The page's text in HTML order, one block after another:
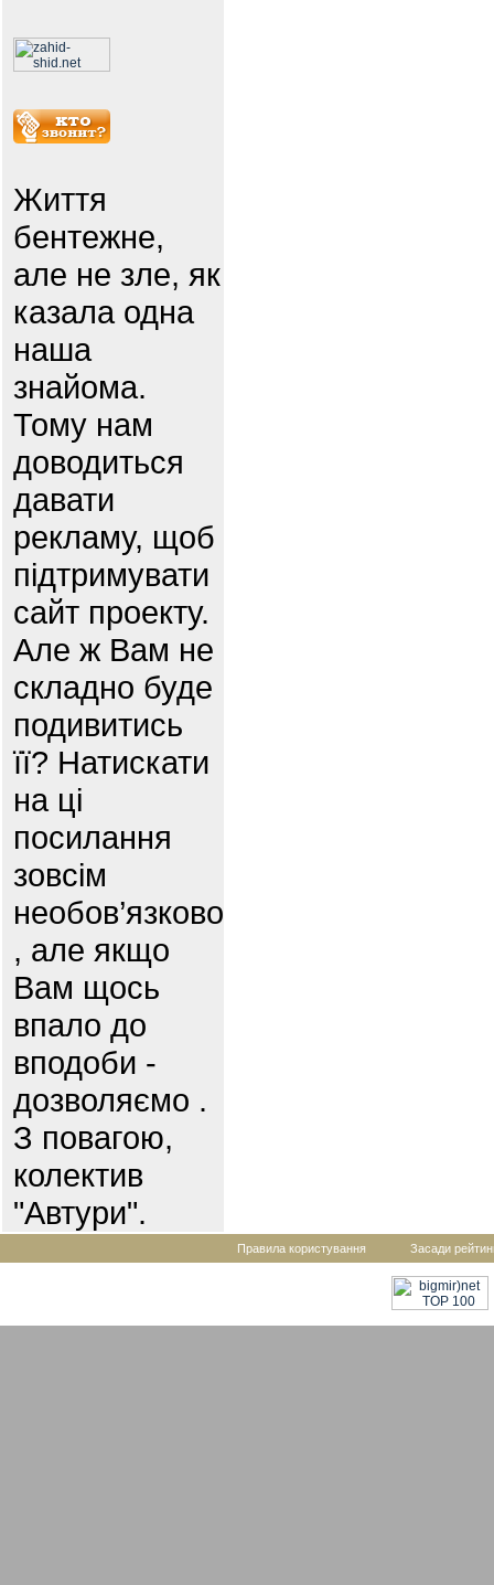
Життя
бентежне,
але не зле, як
казала одна
наша
знайома.
Тому нам
доводиться
давати
рекламу, щоб
підтримувати
сайт проекту.
Але ж Вам не
складно буде
подивитись
її? Натискати
на ці
посилання
зовсім
необов’язково
, але якщо
Вам щось
впало до
вподоби -
дозволяємо .
З повагою,
колектив
"Автури".
Правила користування Засади